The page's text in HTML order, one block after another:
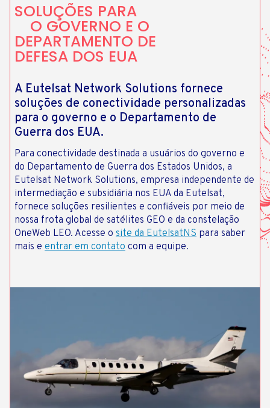
SOLUÇÕES PARA
O GOVERNO E O
DEPARTAMENTO DE
DEFESA DOS EUA
A Eutelsat Network Solutions fornece
soluções de conectividade personalizadas
para o governo e o Departamento de
Guerra dos EUA.
Para conectividade destinada a usuários do governo e
do Departamento de Guerra dos Estados Unidos, a
Eutelsat Network Solutions, empresa independente de
intermediação e subsidiária nos EUA da Eutelsat,
fornece soluções resilientes e confiáveis ​​por meio de
nossa frota global de satélites GEO e da constelação
OneWeb LEO. Acesse o site da EutelsatNS para saber
mais e entrar em contato com a equipe.